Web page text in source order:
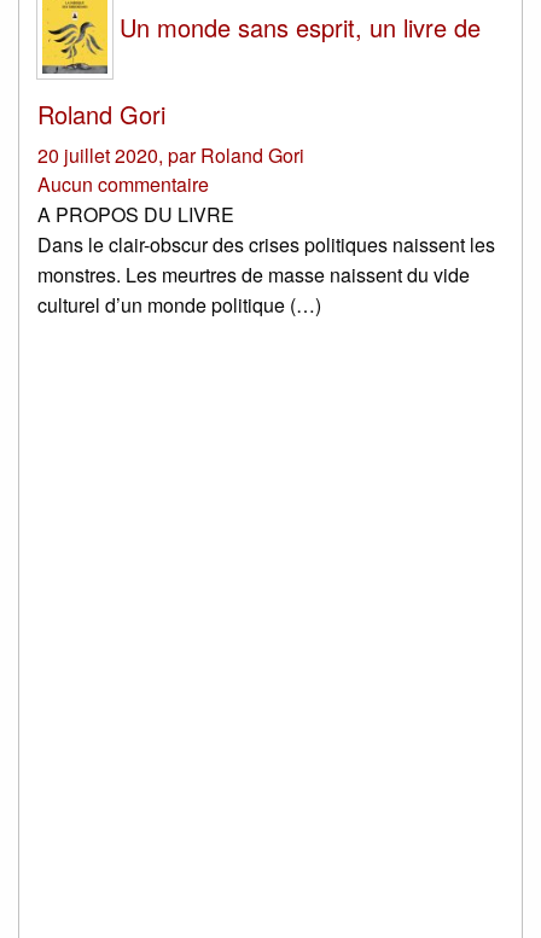
Un monde sans esprit, un livre de
Roland Gori
20 juillet 2020, parRoland Gori
Aucun commentaire
A PROPOS DU LIVRE
Dans le clair-obscur des crises politiques naissent les
monstres. Les meurtres de masse naissent du vide
culturel d’un monde politique (…)